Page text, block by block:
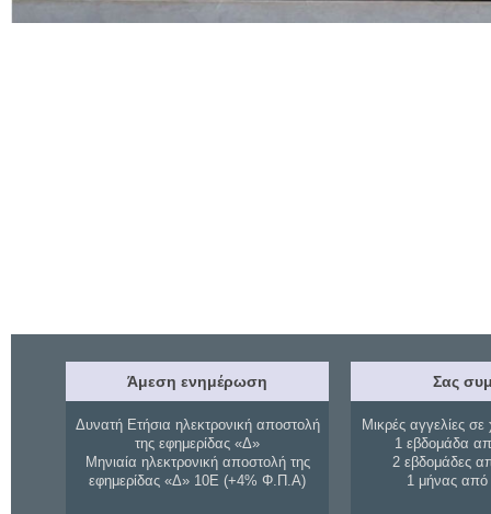
Άμεση ενημέρωση
Δυνατή Ετήσια ηλεκτρονική αποστολή
της εφημερίδας «Δ»
Μηνιαία ηλεκτρονική αποστολή της
εφημερίδας «Δ» 10Ε (+4% Φ.Π.Α)
Σας
Μικρές αγγελίες σε
1 εβδομάδα
2 εβδομάδες
1 μήνας